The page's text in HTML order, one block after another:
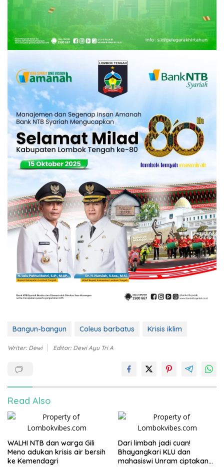
Bangun-bangun Coleus barbatus Krisis iklim
Writer: Dewi Editor: Dewi Ayu Tri A
Read Also
WALHI NTB dan warga Gili
Meno adukan krisis air bersih
ke Kemendagri
Dari limbah jadi cuan!
Bhayangkari KLU dan
mahasiswi Unram ciptakan